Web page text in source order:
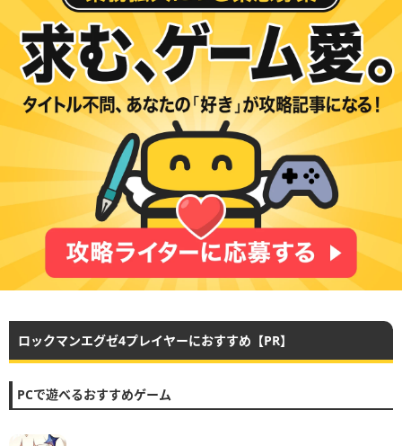
ロックマンエグゼ4プレイヤーにおすすめ【PR】
PCで遊べるおすすめゲーム